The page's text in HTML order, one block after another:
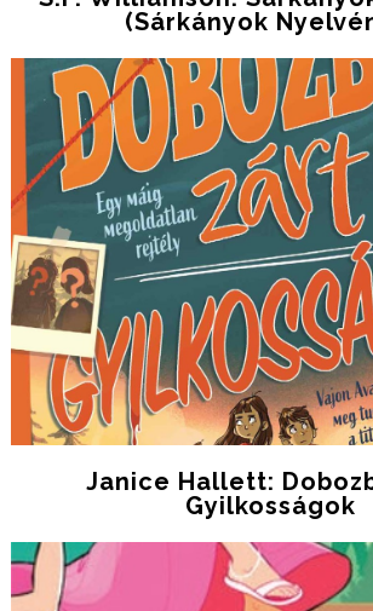
(Sárkányok
Janice Hallett:
Gyilkosságok